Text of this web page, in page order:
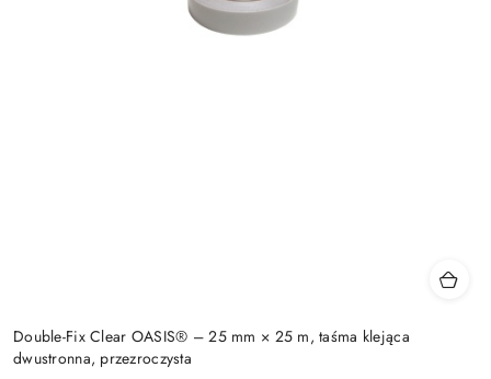
Double-Fix Clear OASIS® – 25 mm × 25 m, taśma klejąca
dwustronna, przezroczysta